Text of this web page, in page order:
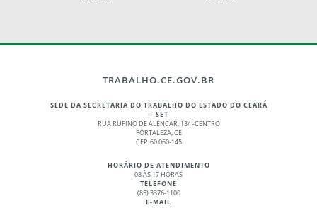
TRABALHO.CE.GOV.BR
SEDE DA SECRETARIA DO TRABALHO DO ESTADO DO CEARÁ
– SET
RUA RUFINO DE ALENCAR, 134 -CENTRO
FORTALEZA, CE
CEP: 60.060-145
HORÁRIO DE ATENDIMENTO
08 ÀS 17 HORAS
TELEFONE
(85) 3376-1100
E-MAIL